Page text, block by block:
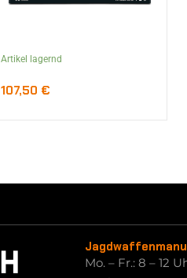
Artikel lagernd
107,50 €
Mo. – Fr.: 8 – 12